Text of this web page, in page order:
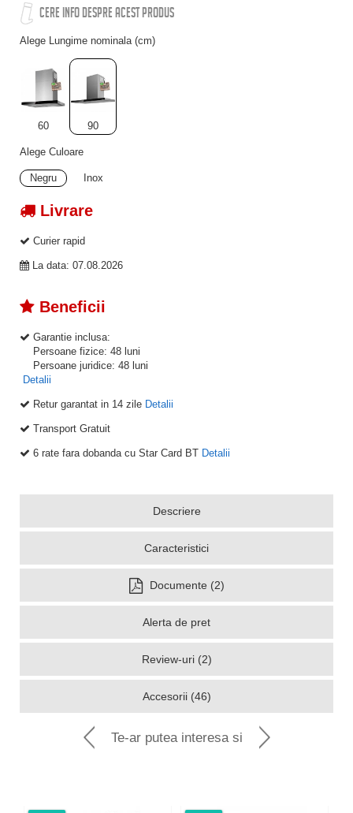
CERE INFO DESPRE ACEST PRODUS
Alege Lungime nominala (cm)
60 90
Alege Culoare
Negru Inox
Livrare
Curier rapid
La data: 07.08.2026
Beneficii
Garantie inclusa:
Persoane fizice: 48 luni
Persoane juridice: 48 luni
Detalii
Retur garantat in 14 zile Detalii
Transport Gratuit
6 rate fara dobanda cu Star Card BT Detalii
Descriere
Caracteristici
Documente (2)
Alerta de pret
Review-uri (2)
Accesorii (46)
Te-ar putea interesa si